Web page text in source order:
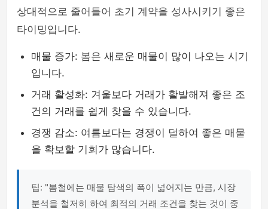
상대적으로 줄어들어 초기 계약을 성사시키기 좋은
타이밍입니다.
매물 증가: 봄은 새로운 매물이 많이 나오는 시기
입니다.
거래 활성화: 겨울보다 거래가 활발해져 좋은 조
건의 거래를 쉽게 찾을 수 있습니다.
경쟁 감소: 여름보다는 경쟁이 덜하여 좋은 매물
을 확보할 기회가 많습니다.
팁: "봄철에는 매물 탐색의 폭이 넓어지는 만큼, 시장
분석을 철저히 하여 최적의 거래 조건을 찾는 것이 중